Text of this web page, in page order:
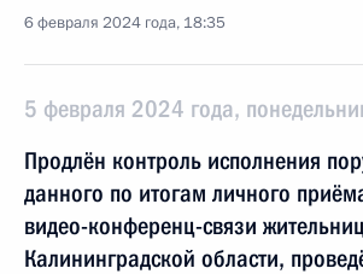
6 февраля 2024 года, 18:35
5 февраля 2024 года,
Продлён контроль исполнения
данного по итогам личного
видео-конференц-связи
Калининградской области,